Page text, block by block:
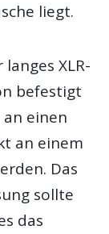
liegt.
XLR-
befestigt
einen
an einem
Das
sollte
das